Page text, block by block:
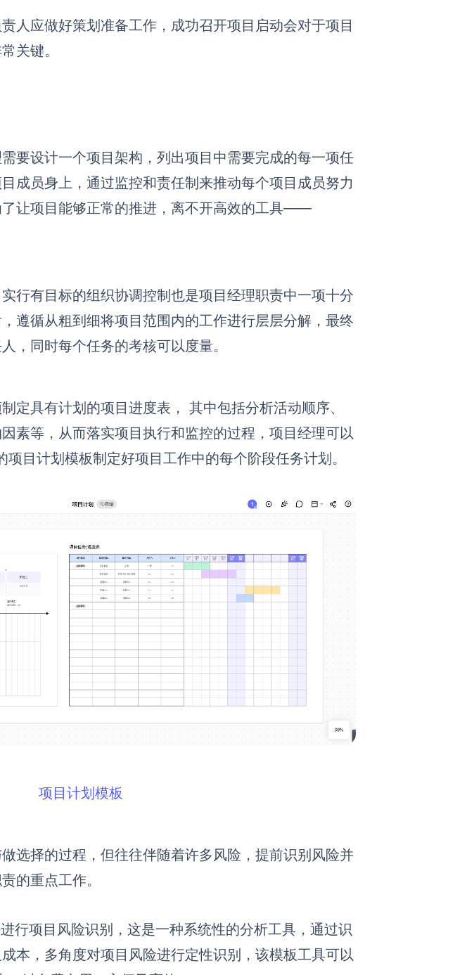
人应做好策划准备工作，成功召开项目启动会对于项目
关键。
要设计一个项目架构，列出项目中需要完成的每一项任
成员身上，通过监控和责任制来推动每个项目成员努力
让项目能够正常的推进，离不开高效的工具——
行有目标的组织协调控制也是项目经理职责中一项十分
遵循从粗到细将项目范围内的工作进行层层分解，最终
，同时每个任务的考核可以度量。
定具有计划的项目进度表， 其中包括分析活动顺序、
素等，从而落实项目执行和监控的过程，项目经理可以
目计划模板制定好项目工作中的每个阶段任务计划。
项目计划模板
选择的过程，但往往伴随着许多风险，提前识别风险并
的重点工作。
行项目风险识别，这是一种系统性的分析工具，通过识
本，多角度对项目风险进行定性识别，该模板工具可以